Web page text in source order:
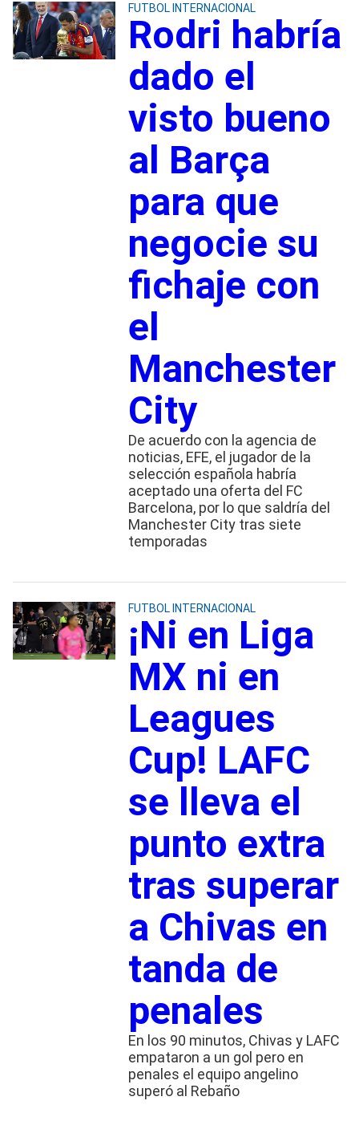
FUTBOL INTERNACIONAL
Rodri habría
dado el
visto bueno
al Barça
para que
negocie su
fichaje con
el
Manchester
City
De acuerdo con la agencia de
noticias, EFE, el jugador de la
selección española habría
aceptado una oferta del FC
Barcelona, por lo que saldría del
Manchester City tras siete
temporadas
FUTBOL INTERNACIONAL
¡Ni en Liga
MX ni en
Leagues
Cup! LAFC
se lleva el
punto extra
tras superar
a Chivas en
tanda de
penales
En los 90 minutos, Chivas y LAFC
empataron a un gol pero en
penales el equipo angelino
superó al Rebaño